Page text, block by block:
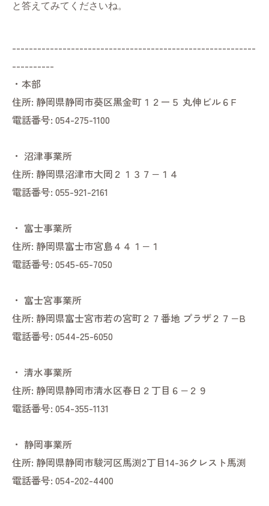
と答えてみてくださいね。
----------------------------------------------------------
----------
・本部
住所: 静岡県静岡市葵区黒金町１２ー５ 丸伸ビル６F
電話番号: 054-275-1100
・ 沼津事業所
住所: 静岡県沼津市大岡２１３７−１４
電話番号: 055-921-2161
・ 富士事業所
住所: 静岡県富士市宮島４４１−１
電話番号: 0545-65-7050
・ 富士宮事業所
住所: 静岡県富士宮市若の宮町２７番地 プラザ２７−B
電話番号: 0544-25-6050
・ 清水事業所
住所: 静岡県静岡市清水区春日２丁目６−２９
電話番号: 054-355-1131
・ 静岡事業所
住所: 静岡県静岡市駿河区馬渕2丁目14-36クレスト馬渕
電話番号: 054-202-4400